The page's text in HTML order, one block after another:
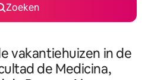
Zoeken
vakantiehuizen in de
de Medicina,